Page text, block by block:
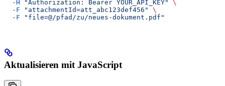
  -H
"Authorization: Bearer YOUR_API_KEY"
\
  -F
"attachmentId=att_abc123def456"
\
  -F
"file=@/pfad/zu/neues-dokument.pdf"
Aktualisieren mit JavaScript